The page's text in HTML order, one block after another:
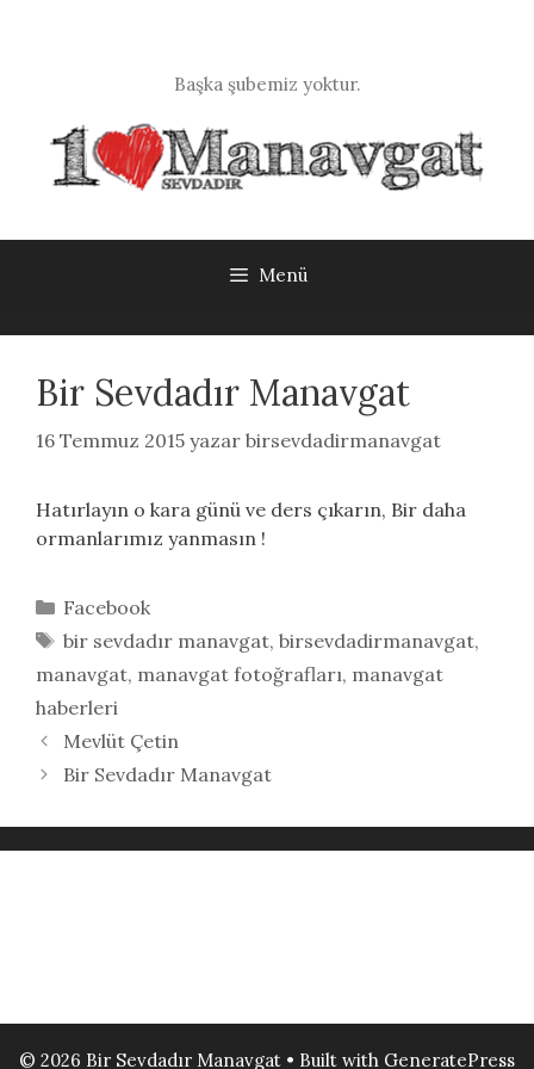
Başka şubemiz yoktur.
Menü
Bir Sevdadır Manavgat
16 Temmuz 2015 yazar birsevdadirmanavgat
Hatırlayın o kara günü ve ders çıkarın, Bir daha
ormanlarımız yanmasın !
Kategoriler
Facebook
Etiketler
bir sevdadır manavgat, birsevdadirmanavgat,
manavgat, manavgat fotoğrafları, manavgat
haberleri
Mevlüt Çetin
Bir Sevdadır Manavgat
© 2026 Bir Sevdadır Manavgat • Built with GeneratePress